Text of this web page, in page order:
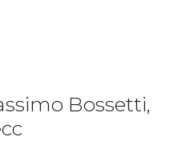
Bossetti,